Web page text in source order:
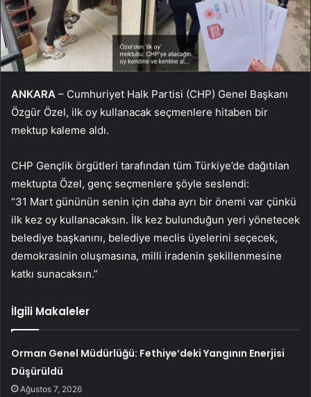
ANKARA – Cumhuriyet Halk Partisi (CHP) Genel Başkanı
Özgür Özel, ilk oy kullanacak seçmenlere hitaben bir
mektup kaleme aldı.
CHP Gençlik örgütleri tarafından tüm Türkiye’de dağıtılan
mektupta Özel, genç seçmenlere şöyle seslendi:
“31 Mart gününün senin için daha ayrı bir önemi var çünkü
ilk kez oy kullanacaksın. İlk kez bulunduğun yeri yönetecek
belediye başkanını, belediye meclis üyelerini seçecek,
demokrasinin oluşmasına, milli iradenin şekillenmesine
katkı sunacaksın.”
İlgili Makaleler
Orman Genel Müdürlüğü: Fethiye’deki Yangının Enerjisi
Düşürüldü
Ağustos 7, 2026